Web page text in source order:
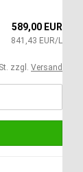
589,00 EUR
841,43 EUR/L
zzgl. Versand